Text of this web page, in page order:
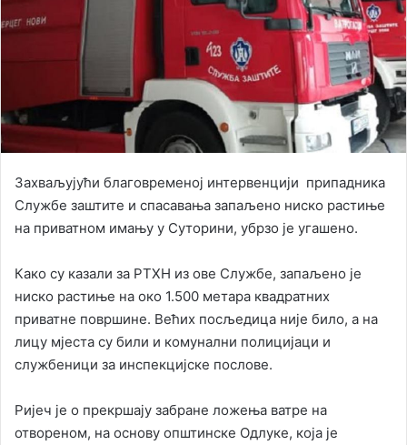
Захваљујући благовременој интервенцији припадника
Службе заштите и спасавања запаљено ниско растиње
на приватном имању у Суторини, убрзо је угашено.
Како су казали за РТХН из ове Службе, запаљено је
ниско растиње на око 1.500 метара квадратних
приватне површине. Већих посљедица није било, а на
лицу мјеста су били и комунални полицијаци и
службеници за инспекцијске послове.
Ријеч је о прекршају забране ложења ватре на
отвореном, на основу општинске Одлуке, која је